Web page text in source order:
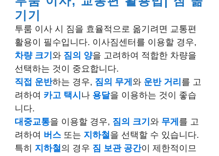
기기
투룸 이사 시 짐을 효율적으로 옮기려면 교통편
활용이 필수입니다. 이사짐센터를 이용할 경우,
차량 크기 와 짐의 양을 고려하여 적합한 차량을
선택하는 것이 중요합니다.
직접 운반하는 경우, 짐의 무게 와 운반 거리 를 고
려하여 카고 택시 나 용달을 이용하는 것이 좋습
니다.
대중교통을 이용할 경우, 짐의 크기 와 무게 를 고
려하여 버스 또는 지하철을 선택할 수 있습니다.
특히 지하철의 경우 짐 보관 공간이 제한적이므